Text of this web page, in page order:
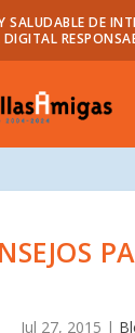
SALUDABLE DE
Jul 27, 2015 |